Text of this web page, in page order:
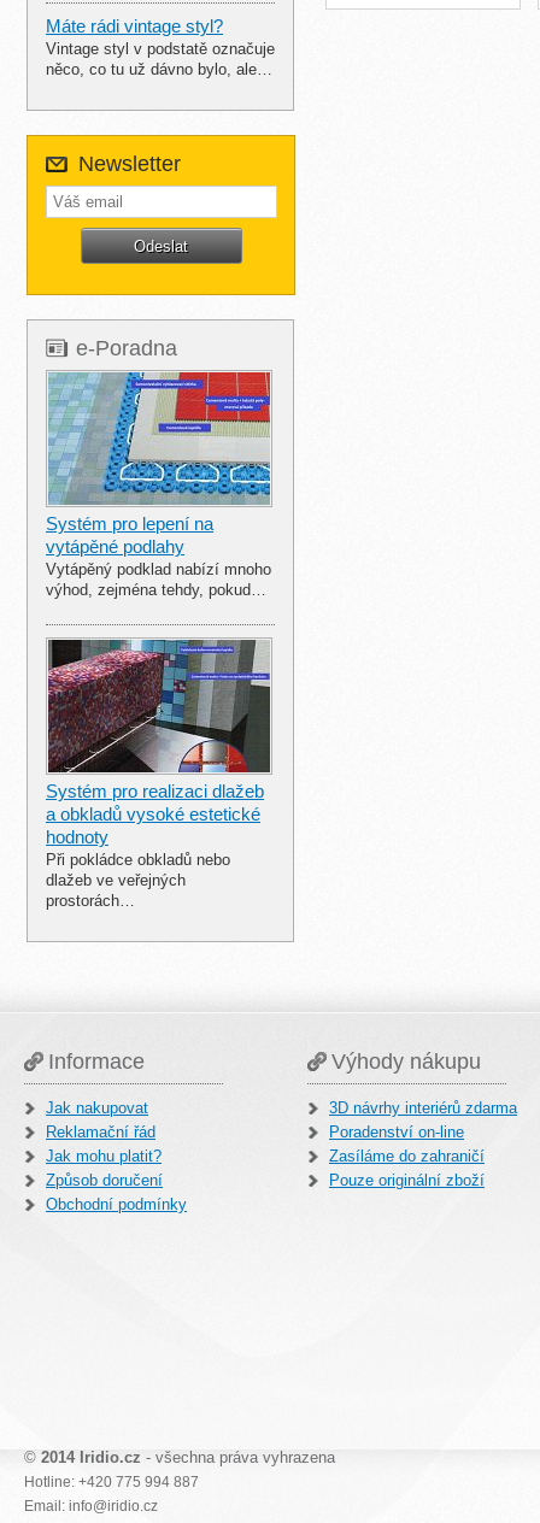
Máte rádi vintage styl?
Vintage styl v podstatě označuje
něco, co tu už dávno bylo, ale…
Newsletter
e-Poradna
Systém pro lepení na
vytápěné podlahy
Vytápěný podklad nabízí mnoho
výhod, zejména tehdy, pokud…
Systém pro realizaci dlažeb
a obkladů vysoké estetické
hodnoty
Při pokládce obkladů nebo
dlažeb ve veřejných
prostorách…
Informace
Jak nakupovat
Reklamační řád
Jak mohu platit?
Způsob doručení
Obchodní podmínky
Výhody nákupu
3D návrhy interiérů zdarma
Poradenství on-line
Zasíláme do zahraničí
Pouze originální zboží
© 2014 Iridio.cz - všechna práva vyhrazena
Hotline: +420 775 994 887
Email: info@iridio.cz